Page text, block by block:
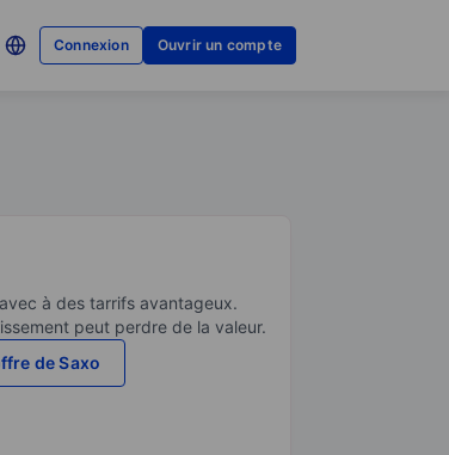
Connexion Ouvrir un compte
à des tarrifs avantageux.
peut perdre de la valeur.
de Saxo